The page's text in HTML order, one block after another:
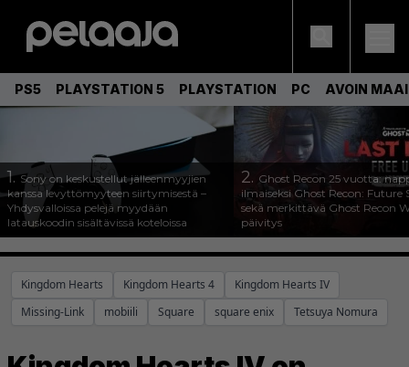
PS5 PLAYSTATION 5 PLAYSTATION PC AVOIN
1.Sony on keskustellut jälleenmyyjien
kanssa levyttömyyteen siirtymisestä –
Yhdysvalloissa pelejä myydään
latauskoodin sisältävissä koteloissa
2. Ghost Recon 25 vuotta:
ilmaiseksi Ghost Recon: Future
sekä merkittävä Ghost Recon
päivitys
Kingdom Hearts Kingdom Hearts 4
Kingdom Hearts IV
Missing-Link
mobiili Square square enix Tetsuya Nomura